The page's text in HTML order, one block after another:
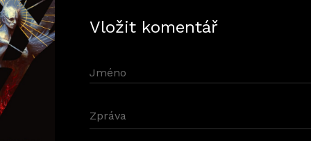
Vložit komentář